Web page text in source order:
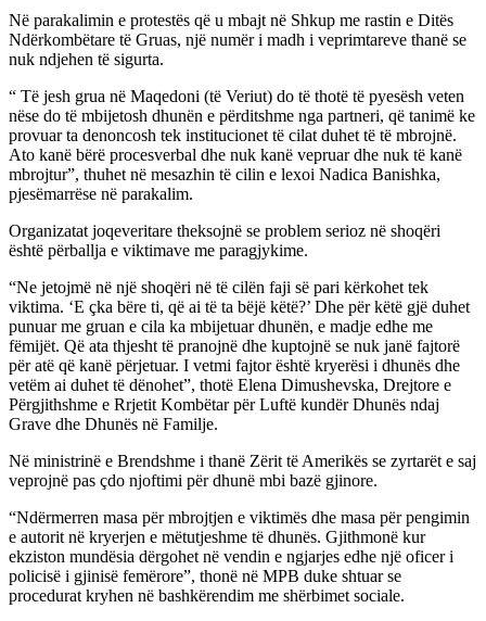
Në parakalimin e protestës që u mbajt në Shkup me rastin e Ditës
Ndërkombëtare të Gruas, një numër i madh i veprimtareve thanë se
nuk ndjehen të sigurta.
“ Të jesh grua në Maqedoni (të Veriut) do të thotë të pyesësh veten
nëse do të mbijetosh dhunën e përditshme nga partneri, që tanimë ke
provuar ta denoncosh tek institucionet të cilat duhet të të mbrojnë.
Ato kanë bërë procesverbal dhe nuk kanë vepruar dhe nuk të kanë
mbrojtur”, thuhet në mesazhin të cilin e lexoi Nadica Banishka,
pjesëmarrëse në parakalim.
Organizatat joqeveritare theksojnë se problem serioz në shoqëri
është përballja e viktimave me paragjykime.
“Ne jetojmë në një shoqëri në të cilën faji së pari kërkohet tek
viktima. ‘E çka bëre ti, që ai të ta bëjë këtë?’ Dhe për këtë gjë duhet
punuar me gruan e cila ka mbijetuar dhunën, e madje edhe me
fëmijët. Që ata thjesht të pranojnë dhe kuptojnë se nuk janë fajtorë
për atë që kanë përjetuar. I vetmi fajtor është kryerësi i dhunës dhe
vetëm ai duhet të dënohet”, thotë Elena Dimushevska, Drejtore e
Përgjithshme e Rrjetit Kombëtar për Luftë kundër Dhunës ndaj
Grave dhe Dhunës në Familje.
Në ministrinë e Brendshme i thanë Zërit të Amerikës se zyrtarët e saj
veprojnë pas çdo njoftimi për dhunë mbi bazë gjinore.
“Ndërmerren masa për mbrojtjen e viktimës dhe masa për pengimin
e autorit në kryerjen e mëtutjeshme të dhunës. Gjithmonë kur
ekziston mundësia dërgohet në vendin e ngjarjes edhe një oficer i
policisë i gjinisë femërore”, thonë në MPB duke shtuar se
procedurat kryhen në bashkërendim me shërbimet sociale.